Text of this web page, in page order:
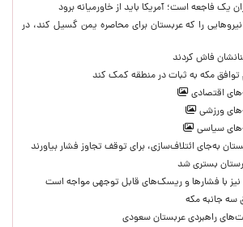
یک فاجعه است؛ آمریکا باید از خاورمیانه برود
را که عربستان برای محاصره یمن گسیل کند، در
توافق مکه به ثبات در منطقه کمک کند
اقتصادی
ورزشی
سیاسی
به‌جای ائتلاف‌سازی، برای توقف تجاوز فشار بیاورند
بستری شد
نیز با فشارها و ریسک‌های قابل توجهی مواجه است
سه جانبه مکه
راهبردی عربستان سعودی